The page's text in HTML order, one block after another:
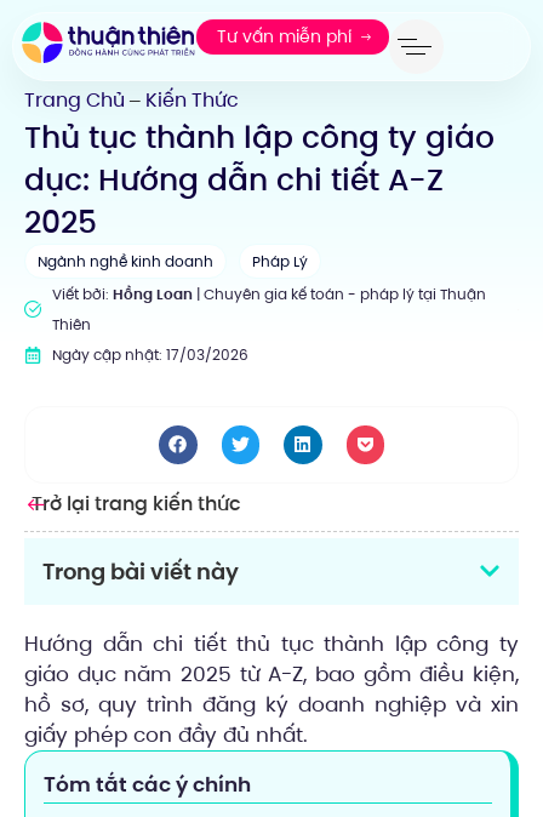
Tư vấn miễn phí
Trang Chủ — Kiến Thức
Thủ tục thành lập công ty giáo
dục: Hướng dẫn chi tiết A-Z
2025
Ngành nghề kinh doanh
Pháp Lý
Viết bởi: Hồng Loan| Chuyên gia kế toán - pháp lý tại Thuận
Thiên
Ngày cập nhật: 17/03/2026
Hướng dẫn chi tiết thủ tục thành lập công ty
giáo dục năm 2025 từ A-Z, bao gồm điều kiện,
hồ sơ, quy trình đăng ký doanh nghiệp và xin
giấy phép con đầy đủ nhất.
Tóm tắt các ý chính
Trở lại trang kiến thức
Trong bài viết này